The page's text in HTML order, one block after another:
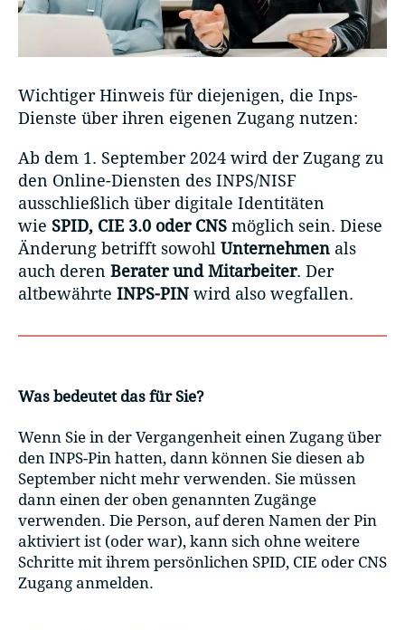
Wichtiger Hinweis für diejenigen, die Inps-
Dienste über ihren eigenen Zugang nutzen:
Ab dem 1. September 2024 wird der Zugang zu
den Online-Diensten des INPS/NISF
ausschließlich über digitale Identitäten
wie SPID, CIE 3.0 oder CNS möglich sein. Diese
Änderung betrifft sowohl Unternehmen als
auch deren Berater und Mitarbeiter. Der
altbewährte INPS-PIN wird also wegfallen.
Was bedeutet das für Sie?
Wenn Sie in der Vergangenheit einen Zugang über
den INPS-Pin hatten, dann können Sie diesen ab
September nicht mehr verwenden. Sie müssen
dann einen der oben genannten Zugänge
verwenden. Die Person, auf deren Namen der Pin
aktiviert ist (oder war), kann sich ohne weitere
Schritte mit ihrem persönlichen SPID, CIE oder CNS
Zugang anmelden.